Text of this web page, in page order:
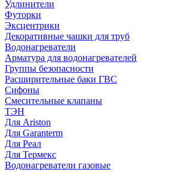
Удлинители
Футорки
Эксцентрики
Декоративные чашки для труб
Водонагреватели
Арматура для водонагревателей
Группы безопасности
Расширительные баки ГВС
Сифоны
Смесительные клапаны
ТЭН
Для Ariston
Для Garanterm
Для Реал
Для Термекс
Водонагреватели газовые